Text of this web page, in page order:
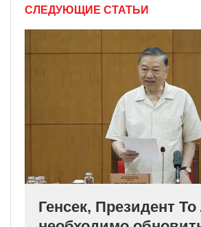
СЛЕДУЮЩИЕ СТАТЬИ
Генсек, Президент